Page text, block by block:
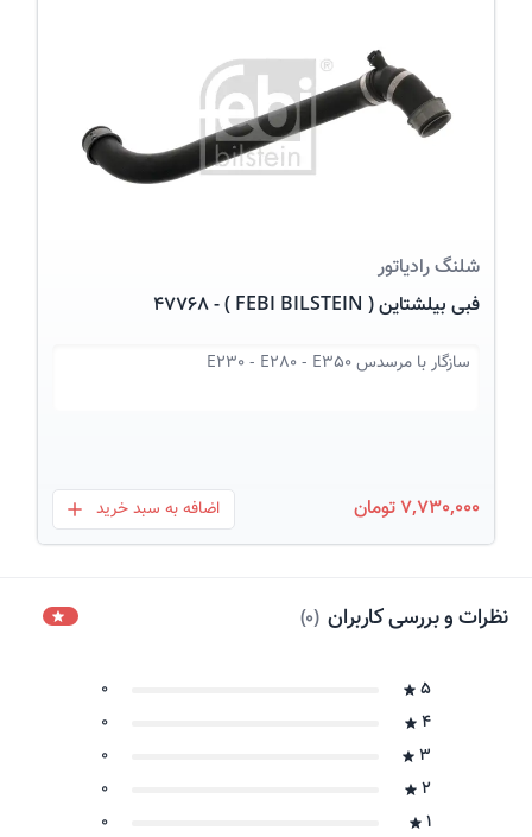
عکس کالا
شلنگ رادیاتور
فبی بیلشتاین ( FEBI BILSTEIN ) - 47768
سازگار با مرسدس E230 - E280 - E350
7,730,000 تومان بعلاوه
اضافه به سبد خرید
نظرات و بررسی کاربران (
0
)
5
0
4
0
3
0
2
0
1
0